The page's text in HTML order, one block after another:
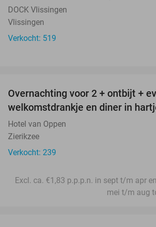
DOCK Vlissingen
Vlissingen
Verkocht: 519
Overnachting voor 2 + ontbijt +
welkomstdrankje en diner in
Hotel van Oppen
Zierikzee
Verkocht: 239
Excl. ca. €1,83 p.p.p.n. in sept t/m apr
mei t/m aug